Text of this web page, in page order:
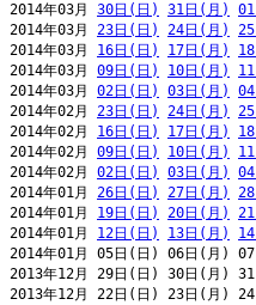
2014年03月 30日(日) 31日(月)
2014年03月 23日(日) 24日(月)
2014年03月 16日(日) 17日(月)
2014年03月 09日(日) 10日(月)
2014年03月 02日(日) 03日(月)
2014年02月 23日(日) 24日(月)
2014年02月 16日(日) 17日(月)
2014年02月 09日(日) 10日(月)
2014年02月 02日(日) 03日(月)
2014年01月 26日(日) 27日(月)
2014年01月 19日(日) 20日(月)
2014年01月 12日(日) 13日(月)
2014年01月 05日(日) 06日(月)
2013年12月 29日(日) 30日(月)
2013年12月 22日(日) 23日(月)